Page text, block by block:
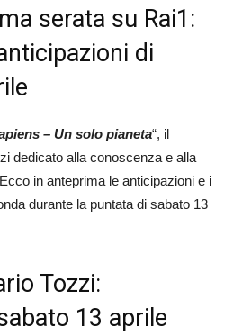
serata su Rai1:
di
– Un solo pianeta“, il
dedicato alla conoscenza e alla
in anteprima le anticipazioni e i
durante la puntata di sabato 13
Tozzi:
13 aprile